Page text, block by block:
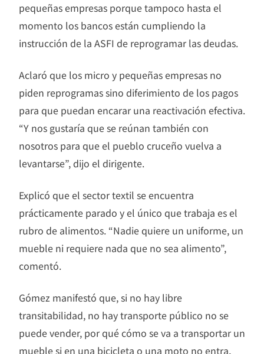
pequeñas empresas porque tampoco hasta el
momento los bancos están cumpliendo la
instrucción de la ASFI de reprogramar las deudas.
Aclaró que los micro y pequeñas empresas no
piden reprogramas sino diferimiento de los pagos
para que puedan encarar una reactivación efectiva.
“Y nos gustaría que se reúnan también con
nosotros para que el pueblo cruceño vuelva a
levantarse”, dijo el dirigente.
Explicó que el sector textil se encuentra
prácticamente parado y el único que trabaja es el
rubro de alimentos. “Nadie quiere un uniforme, un
mueble ni requiere nada que no sea alimento”,
comentó.
Gómez manifestó que, si no hay libre
transitabilidad, no hay transporte público no se
puede vender, por qué cómo se va a transportar un
mueble si en una bicicleta o una moto no entra,